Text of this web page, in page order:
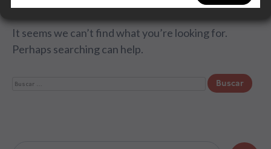
It seems we can’t find what you’re looking for.
Perhaps searching can help.
Buscar: